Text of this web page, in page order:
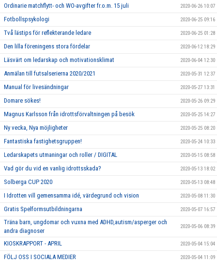
Ordinarie matchflytt- och WO-avgifter fr.o.m. 15 juli 2020-06-26 10:07
Fotbollspsykologi 2020-06-25 09:16
Två lästips för reflekterande ledare 2020-06-25 01:28
Den lilla föreningens stora fördelar 2020-06-12 18:29
Läsvärt om ledarskap och motivationsklimat 2020-06-04 12:30
Anmälan till futsalserierna 2020/2021 2020-05-31 12:37
Manual för livesändningar 2020-05-27 13:31
Domare sökes! 2020-05-26 09:29
Magnus Karlsson från idrottsförvaltningen på besök 2020-05-25 14:27
Ny vecka, Nya möjligheter 2020-05-25 08:20
Fantastiska fastighetsgruppen! 2020-05-24 10:33
Ledarskapets utmaningar och roller / DIGITAL 2020-05-15 08:58
Vad gör du vid en vanlig idrottsskada? 2020-05-13 18:02
Solberga CUP 2020 2020-05-13 08:48
I Idrotten vill gemensamma idé, värdegrund och vision 2020-05-08 11:30
Gratis Spelformsutbildningarna 2020-05-07 16:57
Träna barn, ungdomar och vuxna med ADHD,autism/asperger och
andra diagnoser
2020-05-06 08:39
KIOSKRAPPORT - APRIL 2020-05-04 15:04
FÖLJ OSS I SOCIALA MEDIER 2020-05-04 11:09